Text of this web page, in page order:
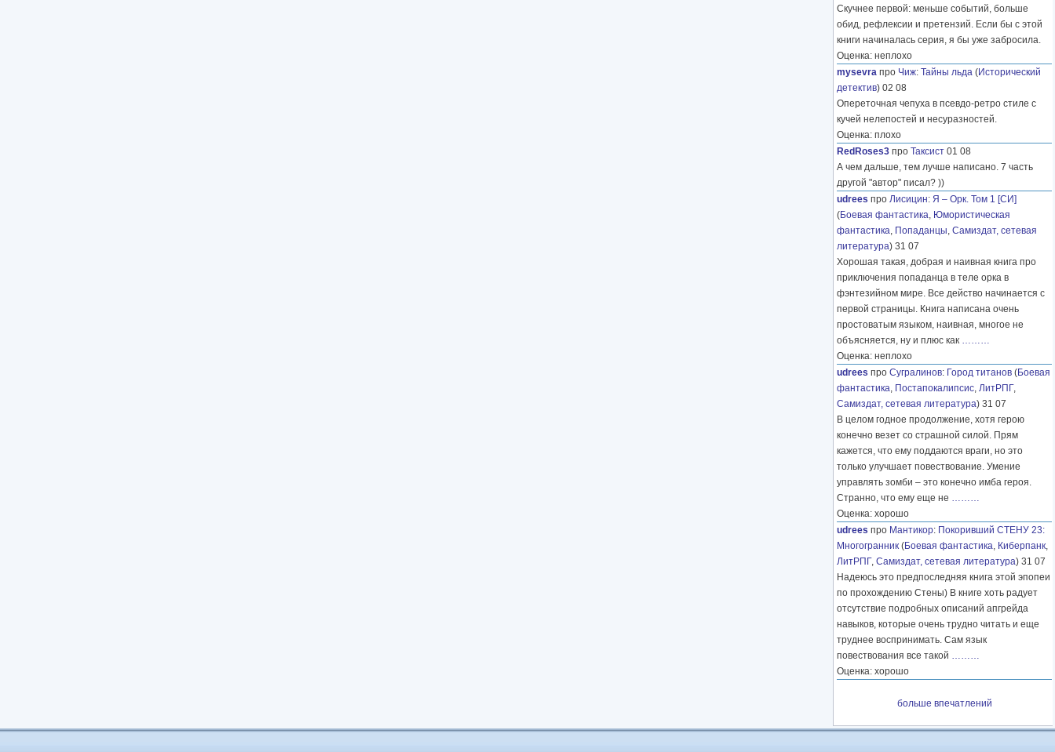
Скучнее первой: меньше событий, больше
обид, рефлексии и претензий. Если бы с этой
книги начиналась серия, я бы уже забросила.
Оценка: неплохо
mysevra про Чиж: Тайны льда (Исторический
детектив) 02 08
Опереточная чепуха в псевдо-ретро стиле с
кучей нелепостей и несуразностей.
Оценка: плохо
RedRoses3 про Таксист 01 08
А чем дальше, тем лучше написано. 7 часть
другой "автор" писал? ))
udrees про Лисицин: Я – Орк. Том 1 [СИ]
(Боевая фантастика, Юмористическая
фантастика, Попаданцы, Самиздат, сетевая
литература) 31 07
Хорошая такая, добрая и наивная книга про
приключения попаданца в теле орка в
фэнтезийном мире. Все действо начинается с
первой страницы. Книга написана очень
простоватым языком, наивная, многое не
объясняется, ну и плюс как ………
Оценка: неплохо
udrees про Сугралинов: Город титанов (Боевая
фантастика, Постапокалипсис, ЛитРПГ,
Самиздат, сетевая литература) 31 07
В целом годное продолжение, хотя герою
конечно везет со страшной силой. Прям
кажется, что ему поддаются враги, но это
только улучшает повествование. Умение
управлять зомби – это конечно имба героя.
Странно, что ему еще не ………
Оценка: хорошо
udrees про Мантикор: Покоривший СТЕНУ 23:
Многогранник (Боевая фантастика, Киберпанк,
ЛитРПГ, Самиздат, сетевая литература) 31 07
Надеюсь это предпоследняя книга этой эпопеи
по прохождению Стены) В книге хоть радует
отсутствие подробных описаний апгрейда
навыков, которые очень трудно читать и еще
труднее воспринимать. Сам язык
повествования все такой ………
Оценка: хорошо
больше впечатлений